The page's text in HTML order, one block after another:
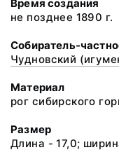
Время создания
не позднее 1890 г.
Собиратель-
Чудновский
Материал
рог сибирского
Размер
Длина - 17,0;